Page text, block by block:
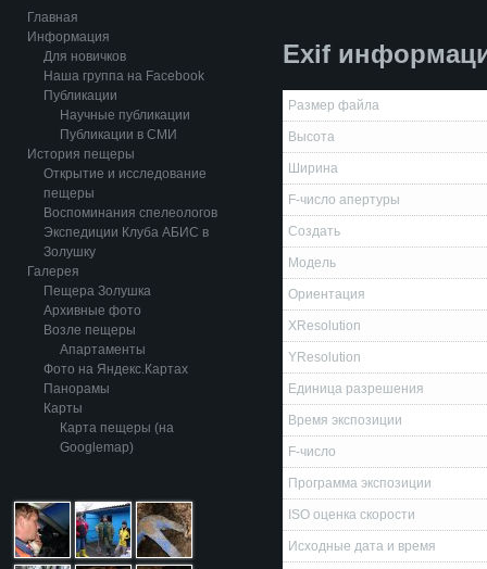
Главная
Информация
Для новичков
Наша группа на Facebook
Публикации
Научные публикации
Публикации в СМИ
История пещеры
Открытие и исследование
пещеры
Воспоминания спелеологов
Экспедиции Клуба АБИС в
Золушку
Галерея
Пещера Золушка
Архивные фото
Возле пещеры
Апартаменты
Фото на Яндекс.Картах
Панорамы
Карты
Карта пещеры (на
Googlemap)
Exif
Размер файла
Высота
Ширина
F-число апертуры
Создать
Модель
Ориентация
XResolution
YResolution
Единица разрешения
Время экспозиции
F-число
Программа экспозиции
ISO оценка скорости
Исходные дата и время